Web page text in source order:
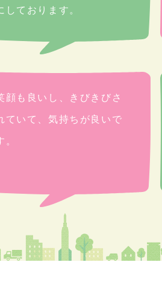
しております。
顔も良いし、きびきびさ
ていて、気持ちが良いで
。